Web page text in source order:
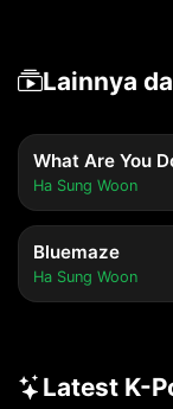
Lainnya
Ha Sung Woon
Bluemaze
Ha Sung Woon
Latest K-